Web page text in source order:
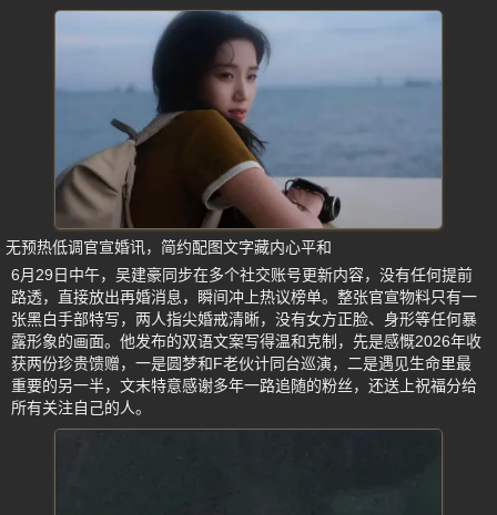
无预热低调官宣婚讯，简约配图文字藏内心平和
6月29日中午，吴建豪同步在多个社交账号更新内容，没有任何提前
路透，直接放出再婚消息，瞬间冲上热议榜单。整张官宣物料只有一
张黑白手部特写，两人指尖婚戒清晰，没有女方正脸、身形等任何暴
露形象的画面。他发布的双语文案写得温和克制，先是感慨2026年收
获两份珍贵馈赠，一是圆梦和F老伙计同台巡演，二是遇见生命里最
重要的另一半，文末特意感谢多年一路追随的粉丝，还送上祝福分给
所有关注自己的人。